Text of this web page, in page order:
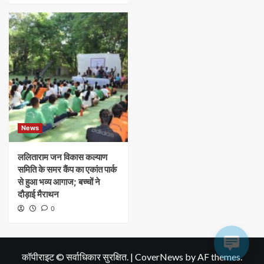
News
ललिताराम जन विकास कल्याण
समिति के समर कैंप का एकांत पार्क
से हुआ भव्य आगाज; बच्चों ने
दौड़ाई मैराथन
0
कॉपीराइट © सर्वाधिकार सुरक्षित. | CoverNews by AF themes.